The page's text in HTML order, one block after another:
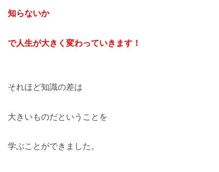
知らないか
で人生が大きく変わっていきます！
それほど知識の差は
大きいものだということを
学ぶことができました。